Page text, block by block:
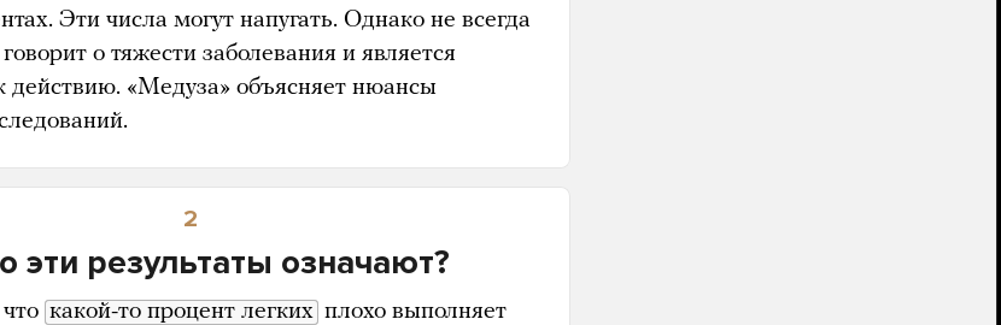
Эти числа могут напугать. Однако не всегда
о тяжести заболевания и является
действию. «Медуза» объясняет нюансы
2
эти результаты означают?
какой-то процент легких плохо выполняет